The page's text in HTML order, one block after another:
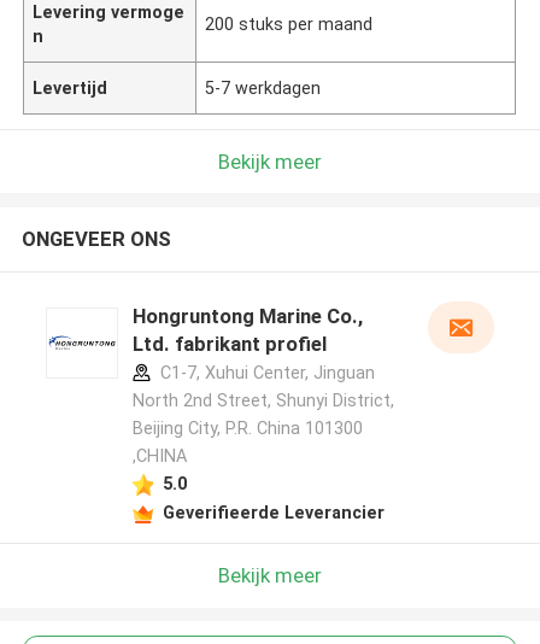
Levering vermoge
n
200 stuks per maand
Levertijd 5-7 werkdagen
Bekijk meer
ONGEVEER ONS
Hongruntong Marine Co.,
Ltd. fabrikant profiel
C1-7, Xuhui Center, Jinguan
North 2nd Street, Shunyi District,
Beijing City, P.R. China 101300
,CHINA
5.0
Geverifieerde Leverancier
Bekijk meer